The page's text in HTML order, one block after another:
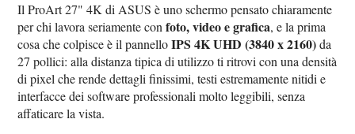
Il ProArt 27" 4K di ASUS è uno schermo pensato chiaramente
per chi lavora seriamente confoto, video e grafica, e la prima
cosa che colpisce è il pannelloIPS 4K UHD (3840 x 2160)da
27 pollici: alla distanza tipica di utilizzo ti ritrovi con una densità
di pixel che rende dettagli finissimi, testi estremamente nitidi e
interfacce dei software professionali molto leggibili, senza
affaticare la vista.